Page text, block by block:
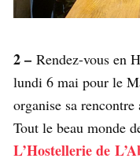
2 – Rendez-vous en
lundi 6 mai pour le
organise sa
Tout le beau monde
L’Hostellerie de